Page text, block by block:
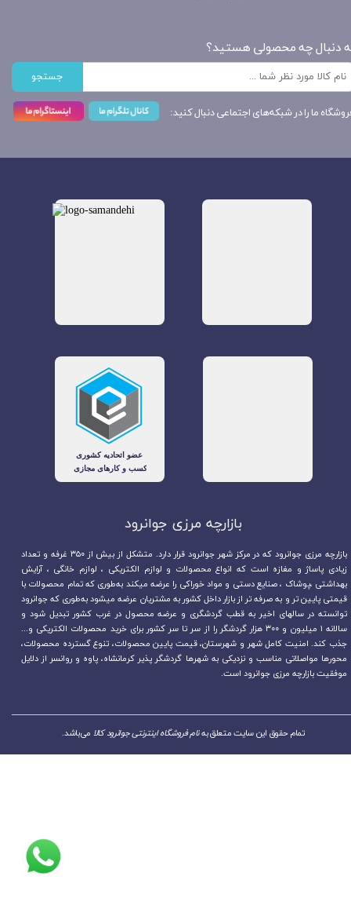
بازارچه مرزی جوانرود​​​​​​​
بازارچه مرزی جوانرود که در مرکز شهر جوانرود قرار دارد. متشکل از بیش از ۳۵۰ غرفه و تعداد
زیادی پاساژ و مغازه است که انواع محصولات و لوازم الکتریکی ، لوازم خانگی ، آرایش
بهداشتی ،پوشاک ، صنایع دستی و مواد خوراکی را عرضه میکند به‌طوری که تمام محصولات با
قیمتی پایین تر و به صرفه تر از بازار داخل کشور به مشتریان عرضه میشود به‌طوری که جوانرود
توانسته در سالهای اخیر به قطب گردشگری و عرضه محصول در غرب کشور تبدیل شود و
سالانه ۱ میلیون و ۳۰۰ هزار گردشگر را از سر تا سر کشور برای خرید محصولات الکتریکی و...
جذب کند. امنیت کامل شهر و شهرستان، قیمت پایین محصولات، تنوع گسترده محصولات،
محورها مواصلاتی مناسب و نزدیکی به شهرها گردشگر پذیر کرمانشاه، پاوه و روانسر از دلایل
موفقیت بازارچه مرزی جوانرود است.
تمام حقوق این سایت متعلق بهنام فروشگاه اینترنتی جوانرود کالا می‌باشد.
دنبال چه محصولی هستید؟
جستجو
ما را در شبکه‌های اجتماعی دنبال کنید: